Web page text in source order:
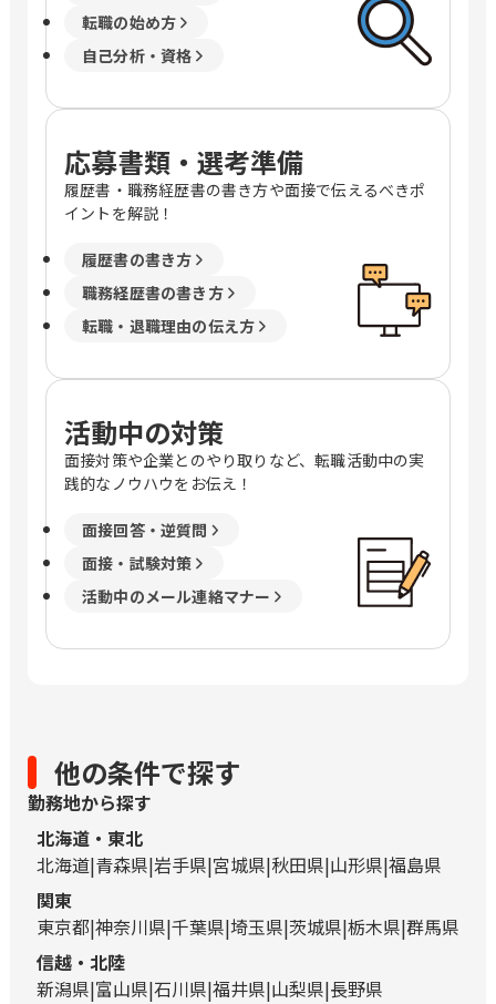
転職の始め方
自己分析・資格
応募書類・選考準備
履歴書・職務経歴書の書き方や面接で伝えるべきポ
イントを解説！
履歴書の書き方
職務経歴書の書き方
転職・退職理由の伝え方
活動中の対策
面接対策や企業とのやり取りなど、転職活動中の実
践的なノウハウをお伝え！
面接回答・逆質問
面接・試験対策
活動中のメール連絡マナー
他の条件で探す
勤務地から探す
北海道・東北
北海道 青森県 岩手県 宮城県 秋田県 山形県 福島県
関東
東京都 神奈川県 千葉県 埼玉県 茨城県 栃木県 群馬県
信越・北陸
新潟県 富山県 石川県 福井県 山梨県 長野県